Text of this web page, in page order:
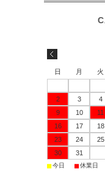
日 月 火
2
3 4
9
10 11
16
17 18
23
24 25
30
31
■今日 ■休業日